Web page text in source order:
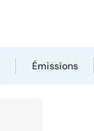
Émissions